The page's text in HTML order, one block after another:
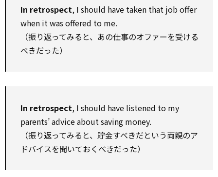
In retrospect, I should have taken that job offer
when it was offered to me.
（振り返ってみると、あの仕事のオファーを受ける
べきだった）
In retrospect, I should have listened to my
parents’ advice about saving money.
（振り返ってみると、貯金すべきだという両親のア
ドバイスを聞いておくべきだった）